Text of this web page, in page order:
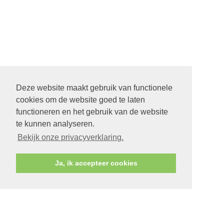
Deze website maakt gebruik van functionele
cookies om de website goed te laten
functioneren en het gebruik van de website
te kunnen analyseren.
Bekijk onze privacyverklaring.
Ja, ik accepteer cookies